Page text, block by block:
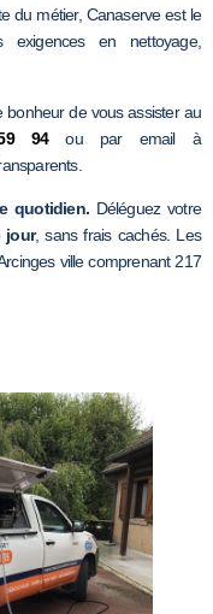
du métier, Canaserve est le
exigences en nettoyage,
de vous assister au
94ou par email à
quotidien.Déléguez votre
jour, sans frais cachés. Les
ville comprenant 217